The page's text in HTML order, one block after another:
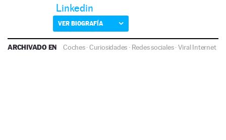
Linkedin
VER BIOGRAFÍA
ARCHIVADO EN Coches·Curiosidades · Redes sociales·Viral Internet